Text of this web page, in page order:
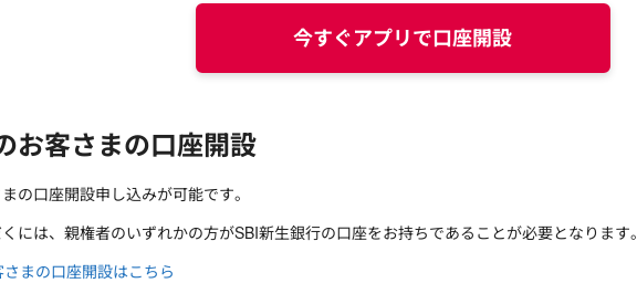
今すぐアプリで口座開設
お客さまの口座開設
の口座開設申し込みが可能です。
には、親権者のいずれかの方がSBI新生銀行の口座をお持ちであることが必要となります。
まの口座開設はこちら